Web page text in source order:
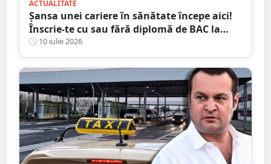
ACTUALITATE
Șansa unei cariere în sănătate începe aici!
Înscrie-te cu sau fără diplomă de BAC la
Școala Postliceală „Henri Coandă” Satu
Mare
10 iulie 2026